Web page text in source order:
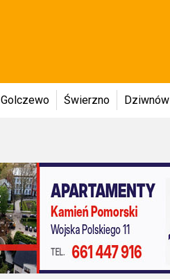
Golczewo Świerzno Dziwnów